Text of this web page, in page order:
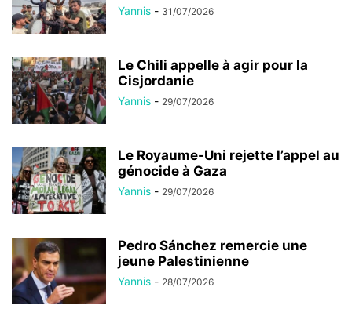
Yannis - 31/07/2026
Le Chili appelle à agir pour la
Cisjordanie
Yannis - 29/07/2026
Le Royaume-Uni rejette l’appel au
génocide à Gaza
Yannis - 29/07/2026
Pedro Sánchez remercie une
jeune Palestinienne
Yannis - 28/07/2026